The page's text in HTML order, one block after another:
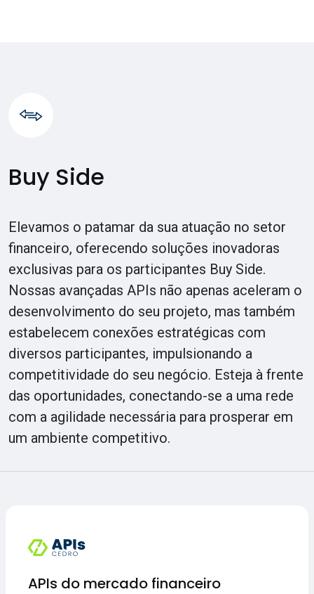
Buy Side
Elevamos o patamar da sua atuação no setor
financeiro, oferecendo soluções inovadoras
exclusivas para os participantes Buy Side.
Nossas avançadas APIs não apenas aceleram o
desenvolvimento do seu projeto, mas também
estabelecem conexões estratégicas com
diversos participantes, impulsionando a
competitividade do seu negócio. Esteja à frente
das oportunidades, conectando-se a uma rede
com a agilidade necessária para prosperar em
um ambiente competitivo.
APIs do mercado financeiro